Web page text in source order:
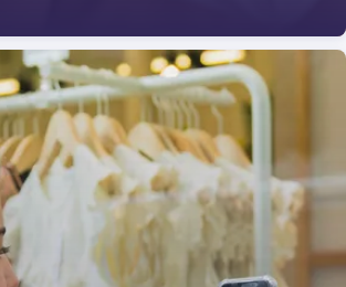
よいのでしょうか？それは、入居者
ムを利用することで簡単に行えま